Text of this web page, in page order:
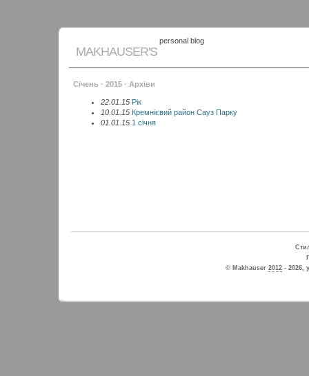
MAKHAUSER'S
personal blog
Січень · 2015 · Архіви
22.01.15 Рік
10.01.15 Кремнієвий район Сауз Парку
01.01.15 1 січня
© Makhauser 2012- 2026,